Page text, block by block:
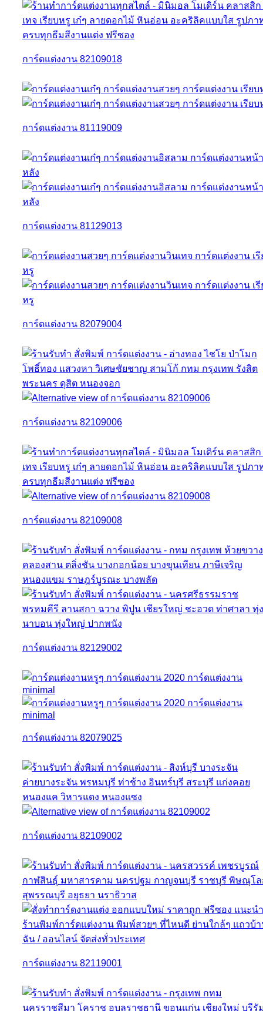
การ์ดแต่งงาน 82109018
การ์ดแต่งงาน 81119009
การ์ดแต่งงาน 81129013
การ์ดแต่งงาน 82079004
การ์ดแต่งงาน 82109006
การ์ดแต่งงาน 82109008
การ์ดแต่งงาน 82129002
การ์ดแต่งงาน 82079025
การ์ดแต่งงาน 82109002
การ์ดแต่งงาน 82119001